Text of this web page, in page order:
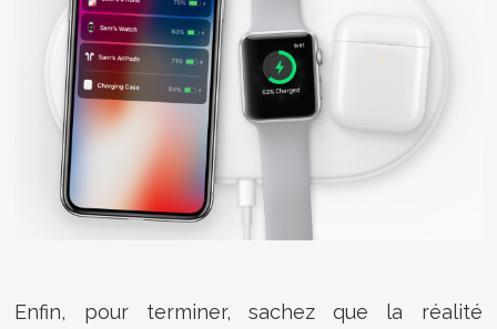
Enfin, pour terminer, sachez que la réalité